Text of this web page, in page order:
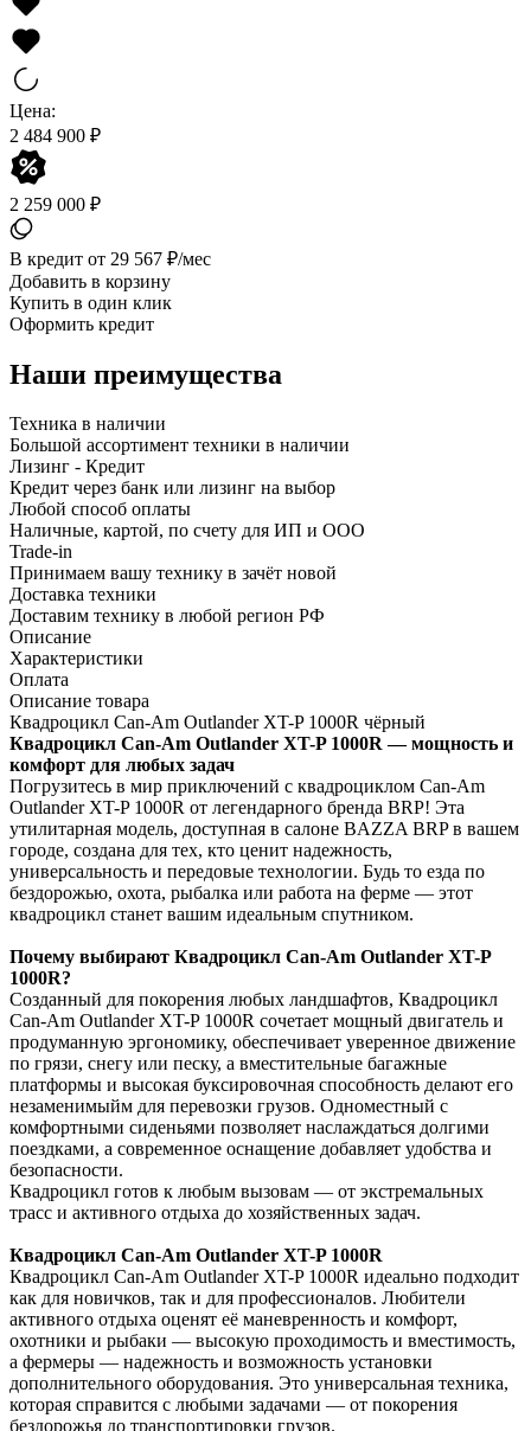
Цена:
2 484 900 ₽
2 259 000 ₽
В кредит от 29 567 ₽/мес
Добавить в корзину
Купить в один клик
Оформить кредит
Наши преимущества
Техника в наличии
Большой ассортимент техники в наличии
Лизинг - Кредит
Кредит через банк или лизинг на выбор
Любой способ оплаты
Наличные, картой, по счету для ИП и ООО
Trade-in
Принимаем вашу технику в зачёт новой
Доставка техники
Доставим технику в любой регион РФ
Описание
Характеристики
Оплата
Описание товара
Квадроцикл Can-Am Outlander XT-P 1000R чёрный
Квадроцикл Can-Am Outlander XT-P 1000R — мощность и
комфорт для любых задач
Погрузитесь в мир приключений с квадроциклом Can-Am
Outlander XT-P 1000R от легендарного бренда BRP! Эта
утилитарная модель, доступная в салоне BAZZA BRP в вашем
городе, создана для тех, кто ценит надежность,
универсальность и передовые технологии. Будь то езда по
бездорожью, охота, рыбалка или работа на ферме — этот
квадроцикл станет вашим идеальным спутником.
Почему выбирают Квадроцикл Can-Am Outlander XT-P
1000R?
Созданный для покорения любых ландшафтов, Квадроцикл
Can-Am Outlander XT-P 1000R сочетает мощный двигатель и
продуманную эргономику, обеспечивает уверенное движение
по грязи, снегу или песку, а вместительные багажные
платформы и высокая буксировочная способность делают его
незаменимыйм для перевозки грузов. Одноместный с
комфортными сиденьями позволяет наслаждаться долгими
поездками, а современное оснащение добавляет удобства и
безопасности.
Квадроцикл готов к любым вызовам — от экстремальных
трасс и активного отдыха до хозяйственных задач.
Квадроцикл Can-Am Outlander XT-P 1000R
Квадроцикл Can-Am Outlander XT-P 1000R идеально подходит
как для новичков, так и для профессионалов. Любители
активного отдыха оценят её маневренность и комфорт,
охотники и рыбаки — высокую проходимость и вместимость,
а фермеры — надежность и возможность установки
дополнительного оборудования. Это универсальная техника,
которая справится с любыми задачами — от покорения
бездорожья до транспортировки грузов.